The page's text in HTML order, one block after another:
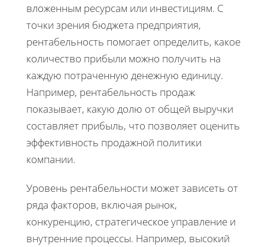
вложенным ресурсам или инвестициям. С
точки зрения бюджета предприятия,
рентабельность помогает определить, какое
количество прибыли можно получить на
каждую потраченную денежную единицу.
Например, рентабельность продаж
показывает, какую долю от общей выручки
составляет прибыль, что позволяет оценить
эффективность продажной политики
компании.
Уровень рентабельности может зависеть от
ряда факторов, включая рынок,
конкуренцию, стратегическое управление и
внутренние процессы. Например, высокий